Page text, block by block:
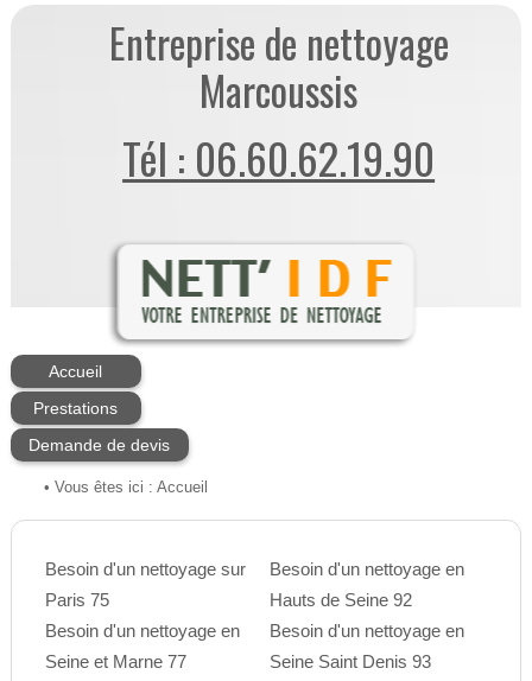
Entreprise de nettoyage
Marcoussis
Tél : 06.60.62.19.90
Accueil
Prestations
Demande de devis
• Vous êtes ici : Accueil
Besoin d'un nettoyage sur
Paris 75
Besoin d'un nettoyage en
Seine et Marne 77
Besoin d'un nettoyage en
Hauts de Seine 92
Besoin d'un nettoyage en
Seine Saint Denis 93